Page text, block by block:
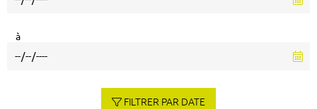
à
FILTRER PAR DATE